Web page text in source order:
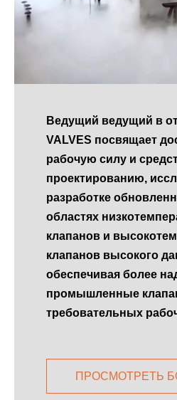
Ведущий ведущий в
VALVES посвящает
рабочую силу и
проектированию,
разработке
областях
клапанов и
клапанов высокого
обеспечивая более
промышленные
требовательных
ПРОСМОТРЕТЬ